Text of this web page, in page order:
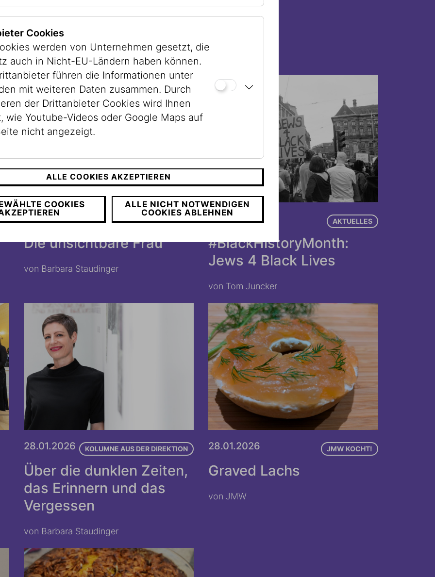
Über Hautfarben und
Vorurteile
von JMW
von JMW
24.02.2026 KOLUMNE AUS DER DIREKTION
Die unsichtbare Frau
von Barbara Staudinger
18.02.2026 AKTUELLES
#BlackHistoryMonth:
Jews 4 Black Lives
von Tom Juncker
28.01.2026 KOLUMNE AUS DER DIREKTION
Über die dunklen Zeiten,
das Erinnern und das
Vergessen
von Barbara Staudinger
28.01.2026 JMW KOCHT!
Graved Lachs
von JMW
Cookies
werden von Unternehmen gesetzt, die
auch in Nicht-EU-Ländern haben können.
führen die Informationen unter
mit weiteren Daten zusammen. Durch
der Drittanbieter Cookies wird Ihnen
wie Youtube-Videos oder Google Maps auf
nicht angezeigt.
ALLE COOKIES AKZEPTIEREN
COOKIES
ALLE NICHT NOTWENDIGEN
COOKIES ABLEHNEN